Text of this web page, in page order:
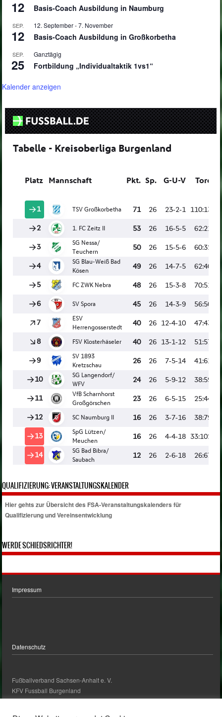
12 Basis-Coach Ausbildung in Naumburg
SEP.
12
12. September-7. November
Basis-Coach Ausbildung in Großkorbetha
SEP.
25
Ganztägig
Fortbildung „Individualtaktik 1vs1“
Kalender anzeigen
QUALIFIZIERUNG: VERANSTALTUNGSKALENDER
Hier gehts zur Übersicht des FSA-Veranstaltungskalenders für
Qualifizierung und Vereinsentwicklung
WERDE SCHIEDSRICHTER!
Impressum
Datenschutz
Fußballverband Sachsen-Anhalt e. V.
KFV Fussball Burgenland
kontakt@kfv-fussball-burgenland.de